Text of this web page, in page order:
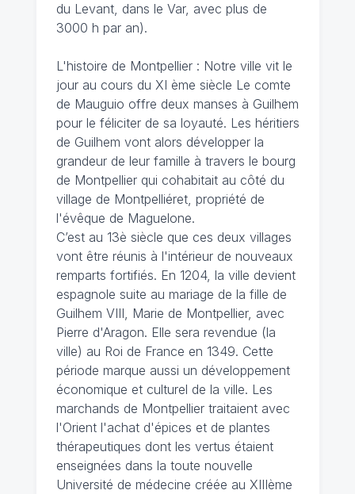
du Levant, dans le Var, avec plus de
3000 h par an).
L'histoire de Montpellier : Notre ville vit le
jour au cours du XI ème siècle Le comte
de Mauguio offre deux manses à Guilhem
pour le féliciter de sa loyauté. Les héritiers
de Guilhem vont alors développer la
grandeur de leur famille à travers le bourg
de Montpellier qui cohabitait au côté du
village de Montpelliéret, propriété de
l'évêque de Maguelone.
C’est au 13è siècle que ces deux villages
vont être réunis à l'intérieur de nouveaux
remparts fortifiés. En 1204, la ville devient
espagnole suite au mariage de la fille de
Guilhem VIII, Marie de Montpellier, avec
Pierre d'Aragon. Elle sera revendue (la
ville) au Roi de France en 1349. Cette
période marque aussi un développement
économique et culturel de la ville. Les
marchands de Montpellier traitaient avec
l'Orient l'achat d'épices et de plantes
thérapeutiques dont les vertus étaient
enseignées dans la toute nouvelle
Université de médecine créée au XIIIème